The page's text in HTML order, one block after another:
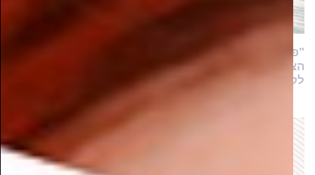
"פעמיים כמעט שנשברתי ועזבתי את הלימודים, אך
הצוות לא ויתר עליי בקלות. הם החזיקו לי את היד עד
לקבלת התואר"